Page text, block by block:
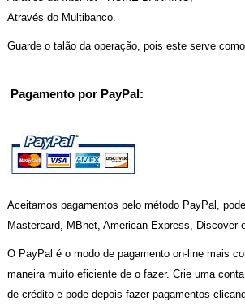
Através do Multibanco.
Guarde o talão da operação, pois este serve
Pagamento por PayPal:
Aceitamos pagamentos pelo método PayPal,
Mastercard, MBnet, American Express, Discover
O PayPal é o modo de pagamento on-line mais
maneira muito eficiente de o fazer. Crie uma
de crédito e pode depois fazer pagamentos